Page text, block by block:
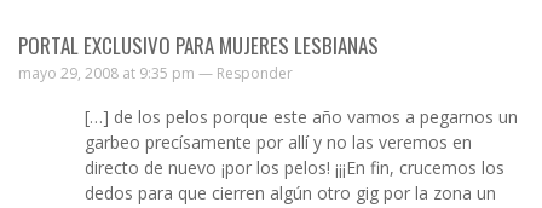
PORTAL EXCLUSIVO PARA MUJERES LESBIANAS
mayo 29, 2008 at 9:35 pm — Responder
[…] de los pelos porque este año vamos a pegarnos un
garbeo precísamente por allí y no las veremos en
directo de nuevo ¡por los pelos! ¡¡¡En fin, crucemos los
dedos para que cierren algún otro gig por la zona un